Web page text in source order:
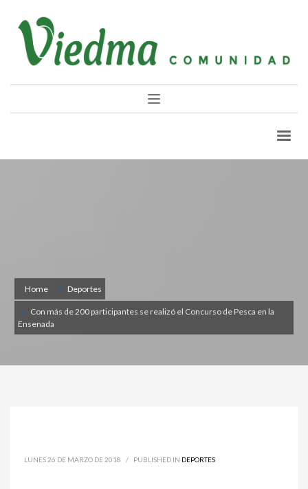
Home Deportes
Con más de 200 participantes se realizó el Concurso de Pesca en la
Ensenada
LUNES 26 DE MARZO DE 2018 / PUBLISHED IN DEPORTES